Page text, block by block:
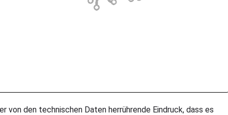
von den technischen Daten herrührende Eindruck, dass es